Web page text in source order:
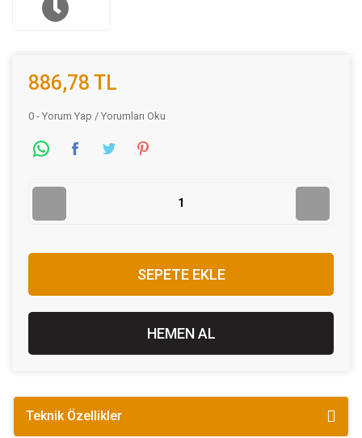
886,78 TL
0 - Yorum Yap / Yorumları Oku
SEPETE EKLE
HEMEN AL
Teknik Özellikler